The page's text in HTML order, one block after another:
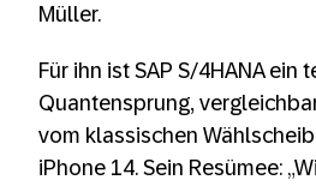
Müller.
Für ihn ist SAP S/4HANA ein
Quantensprung,
vom klassischen
iPhone 14. Sein Resümee: